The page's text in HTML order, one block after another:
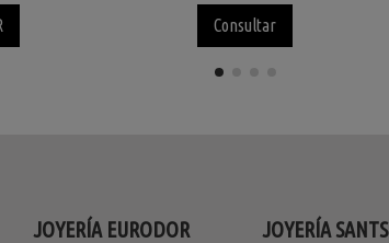
Consultar
JOYERÍA EURODOR JOYERÍA SANTS